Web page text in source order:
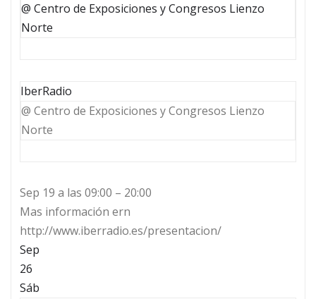
@ Centro de Exposiciones y Congresos Lienzo
Norte
IberRadio
@ Centro de Exposiciones y Congresos Lienzo
Norte
Sep 19 a las 09:00 – 20:00
Mas información ern
http://www.iberradio.es/presentacion/
Sep
26
Sáb